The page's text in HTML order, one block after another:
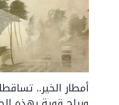
أمطار الخير..